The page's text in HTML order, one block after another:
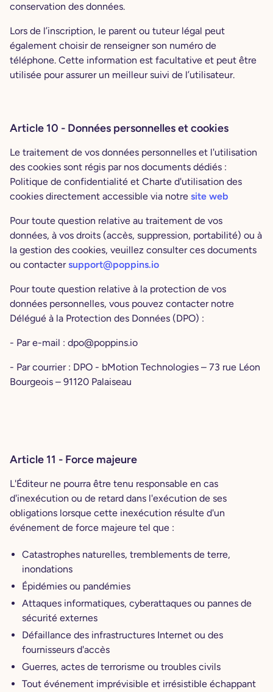
conservation des données.
Lors de l’inscription, le parent ou tuteur légal peut
également choisir de renseigner son numéro de
téléphone. Cette information est facultative et peut être
utilisée pour assurer un meilleur suivi de l’utilisateur.
Article 10 - Données personnelles et cookies
Le traitement de vos données personnelles et l'utilisation
des cookies sont régis par nos documents dédiés :
Politique de confidentialité et Charte d'utilisation des
cookies directement accessible via notre site web
Pour toute question relative au traitement de vos
données, à vos droits (accès, suppression, portabilité) ou à
la gestion des cookies, veuillez consulter ces documents
ou contactersupport@poppins.io
Pour toute question relative à la protection de vos
données personnelles, vous pouvez contacter notre
Délégué à la Protection des Données (DPO) :
- Par e-mail : dpo@poppins.io
- Par courrier : DPO - bMotion Technologies – 73 rue Léon
Bourgeois – 91120 Palaiseau
Article 11 - Force majeure
L'Éditeur ne pourra être tenu responsable en cas
d'inexécution ou de retard dans l'exécution de ses
obligations lorsque cette inexécution résulte d'un
événement de force majeure tel que :
Catastrophes naturelles, tremblements de terre,
inondations
Épidémies ou pandémies
Attaques informatiques, cyberattaques ou pannes de
sécurité externes
Défaillance des infrastructures Internet ou des
fournisseurs d'accès
Guerres, actes de terrorisme ou troubles civils
Tout événement imprévisible et irrésistible échappant